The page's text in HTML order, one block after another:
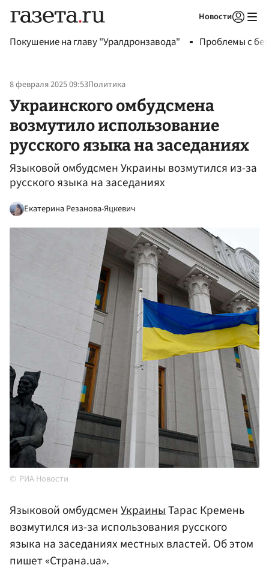
Новости
Покушение на главу "Уралдронзавода" Проблемы с
8 февраля 2025 09:53Политика
Украинского омбудсмена
возмутило использование
русского языка на заседаниях
Языковой омбудсмен Украины возмутился из-за
русского языка на заседаниях
Екатерина Резанова-Яцкевич
РИА Новости
Языковой омбудсменУкраиныТарас Кремень
возмутился из-за использования русского
языка на заседаниях местных властей. Об этом
пишет «Страна.ua».